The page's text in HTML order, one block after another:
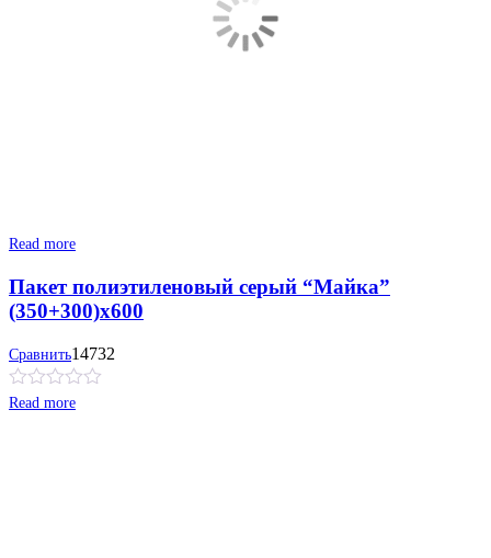
Read more
Пакет полиэтиленовый серый “Майка”
(350+300)х600
Сравнить14732
Read more